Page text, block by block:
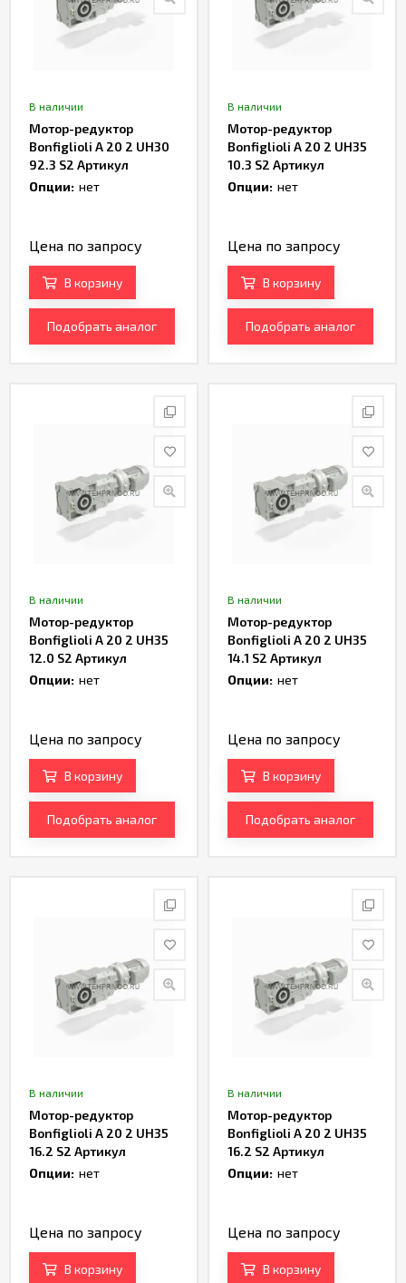
В наличии
Мотор-редуктор
Bonfiglioli A 20 2 UH30
92.3 S2 Артикул
TH233028
Опции: нет
Цена по запросу
В корзину
Подобрать аналог
В наличии
Мотор-редуктор
Bonfiglioli A 20 2 UH35
10.3 S2 Артикул
TH232965
Опции: нет
Цена по запросу
В корзину
Подобрать аналог
В наличии
Мотор-редуктор
Bonfiglioli A 20 2 UH35
12.0 S2 Артикул
TH232967
Опции: нет
Цена по запросу
В корзину
Подобрать аналог
В наличии
Мотор-редуктор
Bonfiglioli A 20 2 UH35
14.1 S2 Артикул
TH232969
Опции: нет
Цена по запросу
В корзину
Подобрать аналог
В наличии
Мотор-редуктор
Bonfiglioli A 20 2 UH35
16.2 S2 Артикул
TH232971
Опции: нет
Цена по запросу
В корзину
В наличии
Мотор-редуктор
Bonfiglioli A 20 2 UH35
16.2 S2 Артикул
TH232973
Опции: нет
Цена по запросу
В корзину